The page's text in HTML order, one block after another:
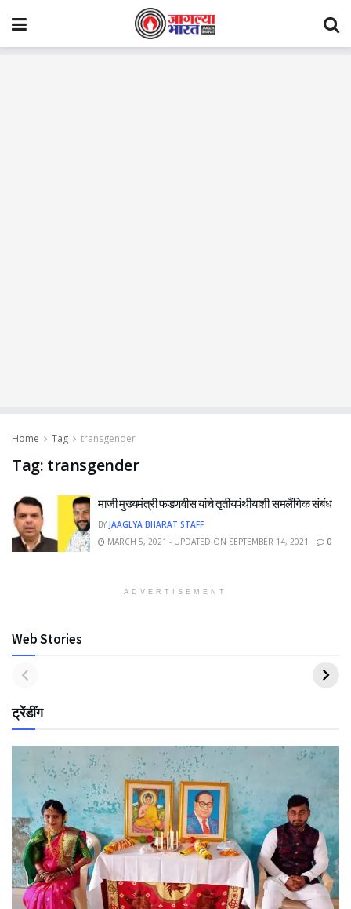
Home Tag transgender
Tag: transgender
माजी मुख्यमंत्री फडणवीस यांचे तृतीयपंथीयाशी समलैंगिक संबंध
BY JAAGLYA BHARAT STAFF
MARCH 5, 2021 - UPDATED ON SEPTEMBER 14, 2021
0
ADVERTISEMENT
Web Stories
ट्रेंडींग